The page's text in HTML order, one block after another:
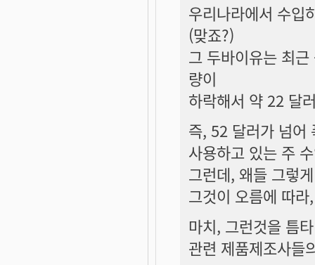
우리나라에서 수입
(맞죠?)
그 두바이유는 최
량이
하락해서 약 22 달
즉, 52 달러가 넘어
사용하고 있는 주
그런데, 왜들 그렇
그것이 오름에 따
마치, 그런것을 틈
관련 제품제조사들